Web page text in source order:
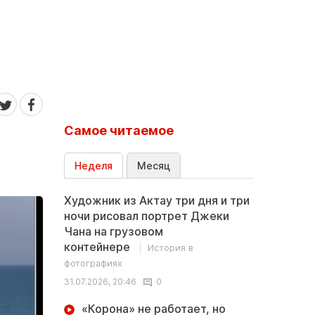
Самое читаемое
Неделя Месяц
Художник из Актау три дня и три
ночи рисовал портрет Джеки
Чана на грузовом
контейнере
История в
фотографиях
31.07.2026, 20:46
0
«Корона» не работает, но